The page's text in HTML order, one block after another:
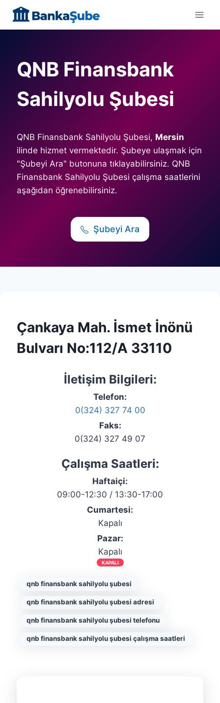
content
QNB Finansbank
Sahilyolu Şubesi
QNB Finansbank Sahilyolu Şubesi, Mersin
ilinde hizmet vermektedir. Şubeye ulaşmak için
"Şubeyi Ara" butonuna tıklayabilirsiniz. QNB
Finansbank Sahilyolu Şubesi çalışma saatlerini
aşağıdan öğrenebilirsiniz.
Şubeyi Ara
Çankaya Mah. İsmet İnönü
Bulvarı No:112/A 33110
İletişim Bilgileri:
Telefon:
0(324) 327 74 00
Faks:
0(324) 327 49 07
Çalışma Saatleri:
Haftaiçi:
09:00-12:30 / 13:30-17:00
Cumartesi:
Kapalı
Pazar:
Kapalı
KAPALI
qnb finansbank sahilyolu şubesi
qnb finansbank sahilyolu şubesi adresi
qnb finansbank sahilyolu şubesi telefonu
qnb finansbank sahilyolu şubesi çalışma saatleri